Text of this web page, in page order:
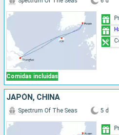
Comidas incluidas
JAPÓN, CHINA
Spectrum Of The Seas 5 d